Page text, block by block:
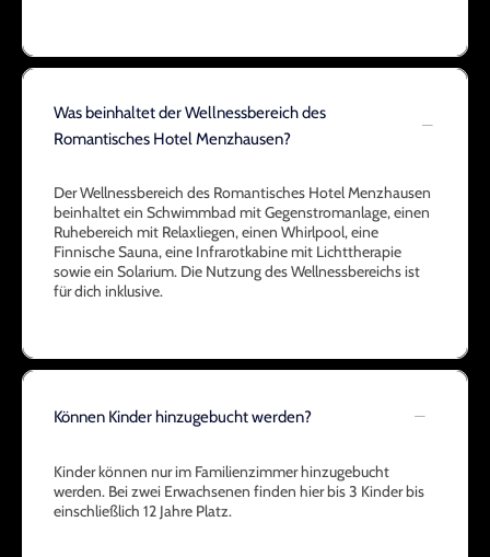
Was beinhaltet der Wellnessbereich des
Romantisches Hotel Menzhausen?
Der Wellnessbereich des Romantisches Hotel Menzhausen
beinhaltet ein Schwimmbad mit Gegenstromanlage, einen
Ruhebereich mit Relaxliegen, einen Whirlpool, eine
Finnische Sauna, eine Infrarotkabine mit Lichttherapie
sowie ein Solarium. Die Nutzung des Wellnessbereichs ist
für dich inklusive.
Können Kinder hinzugebucht werden?
Kinder können nur im Familienzimmer hinzugebucht
werden. Bei zwei Erwachsenen finden hier bis 3 Kinder bis
einschließlich 12 Jahre Platz.